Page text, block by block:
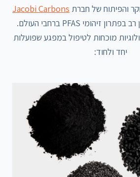
והפיתוח של חברת Jacobi Carbons
העולמית בעלת ניסיון רב בפתרון זיהומי PFAS ברחבי העולם.
מוכחות לטיפול במפגע שפועלות
יחד ולחוד: